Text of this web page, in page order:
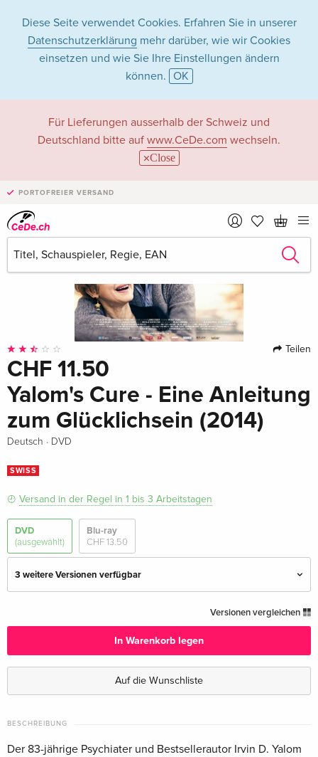
Diese Seite verwendet Cookies. Erfahren Sie in unserer
Datenschutzerklärung mehr darüber, wie wir Cookies
einsetzen und wie Sie Ihre Einstellungen ändern
können. OK
Für Lieferungen ausserhalb der Schweiz und
Deutschland bitte auf www.CeDe.com wechseln.
Close
PORTOFREIER VERSAND
Teilen
CHF 11.50
Yalom's Cure - Eine Anleitung
zum Glücklichsein (2014)
Deutsch · DVD
SWISS
Versand in der Regel in 1 bis 3 Arbeitstagen
DVD
(ausgewählt)
Blu-ray
CHF 13.50
3 weitere Versionen verfügbar
Deutsch
CHF 11.50
Standard Edition
CHF 13.50
Englisch · US Version
Versionen vergleichen
In Warenkorb legen
Auf die Wunschliste
BESCHREIBUNG
Der 83-jährige Psychiater und Bestsellerautor Irvin D. Yalom